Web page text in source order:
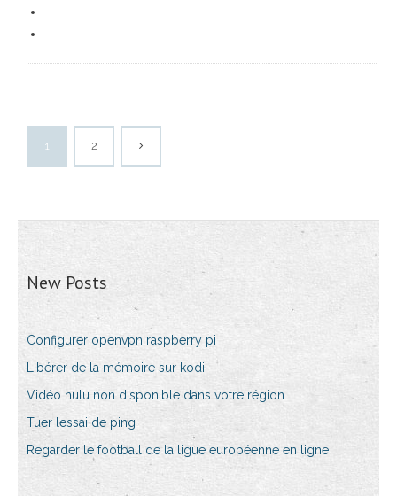
1 2
New Posts
Configurer openvpn raspberry pi
Libérer de la mémoire sur kodi
Vidéo hulu non disponible dans votre région
Tuer lessai de ping
Regarder le football de la ligue européenne en ligne